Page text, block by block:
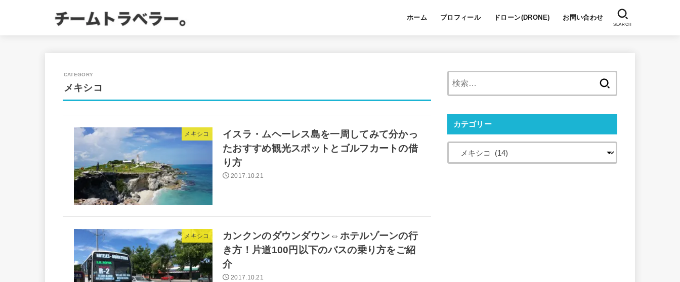
ホーム プロフィール ドローン(DRONE) お問い合わせ
SEARCH
メキシコ
メキシコ
イスラ・ムヘーレス島を一周してみて分かっ
たおすすめ観光スポットとゴルフカートの借
り方
2017.10.21
メキシコ
カンクンのダウンダウン⇔ホテルゾーンの行
き方！片道100円以下のバスの乗り方をご紹
介
2017.10.21
カテゴリー